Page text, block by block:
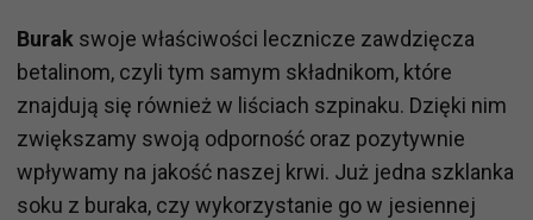
Burak swoje właściwości lecznicze zawdzięcza
betalinom, czyli tym samym składnikom, które
znajdują się również w liściach szpinaku. Dzięki nim
zwiększamy swoją odporność oraz pozytywnie
wpływamy na jakość naszej krwi. Już jedna szklanka
soku z buraka, czy wykorzystanie go w jesiennej